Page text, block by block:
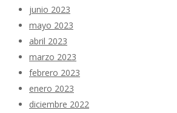
junio 2023
mayo 2023
abril 2023
marzo 2023
febrero 2023
enero 2023
diciembre 2022